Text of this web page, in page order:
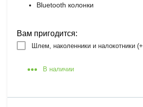
Bluetooth колонки
Вам пригодится:
Шлем, наколенники и налокотники (+
В наличии